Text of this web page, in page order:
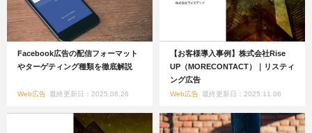
Facebook広告の配信フォーマット
やターゲティング種類を徹底解説
Web広告 最終更新日：2025.08.26
【お客様導入事例】株式会社Rise
UP（MORECONTACT）｜リスティ
ング広告
Web広告 最終更新日：2025.11.06